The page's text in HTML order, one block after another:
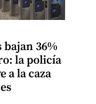
bajan 36%
la policía
a la caza